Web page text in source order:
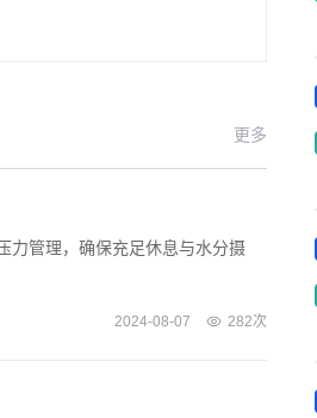
更多
力管理，确保充足休息与水分摄
2024-08-07 282次